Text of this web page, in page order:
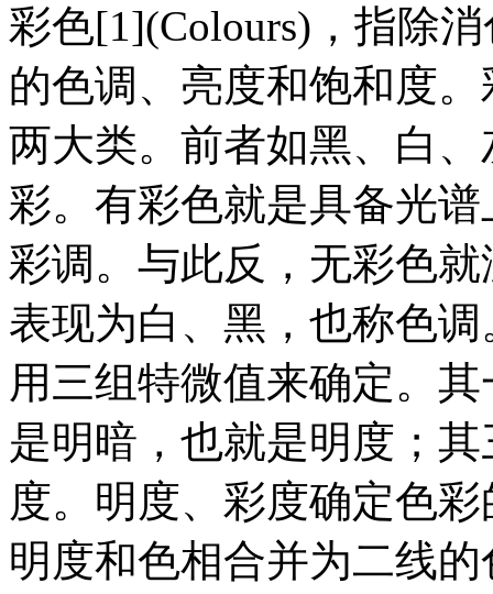
彩色[1](Colours)，指除
的色调、亮度和饱和度
两大类。前者如黑、白
彩。有彩色就是具备光
彩调。与此反，无彩色
表现为白、黑，也称色
用三组特微值来确定。
是明暗，也就是明度；
度。明度、彩度确定色
明度和色相合并为二线